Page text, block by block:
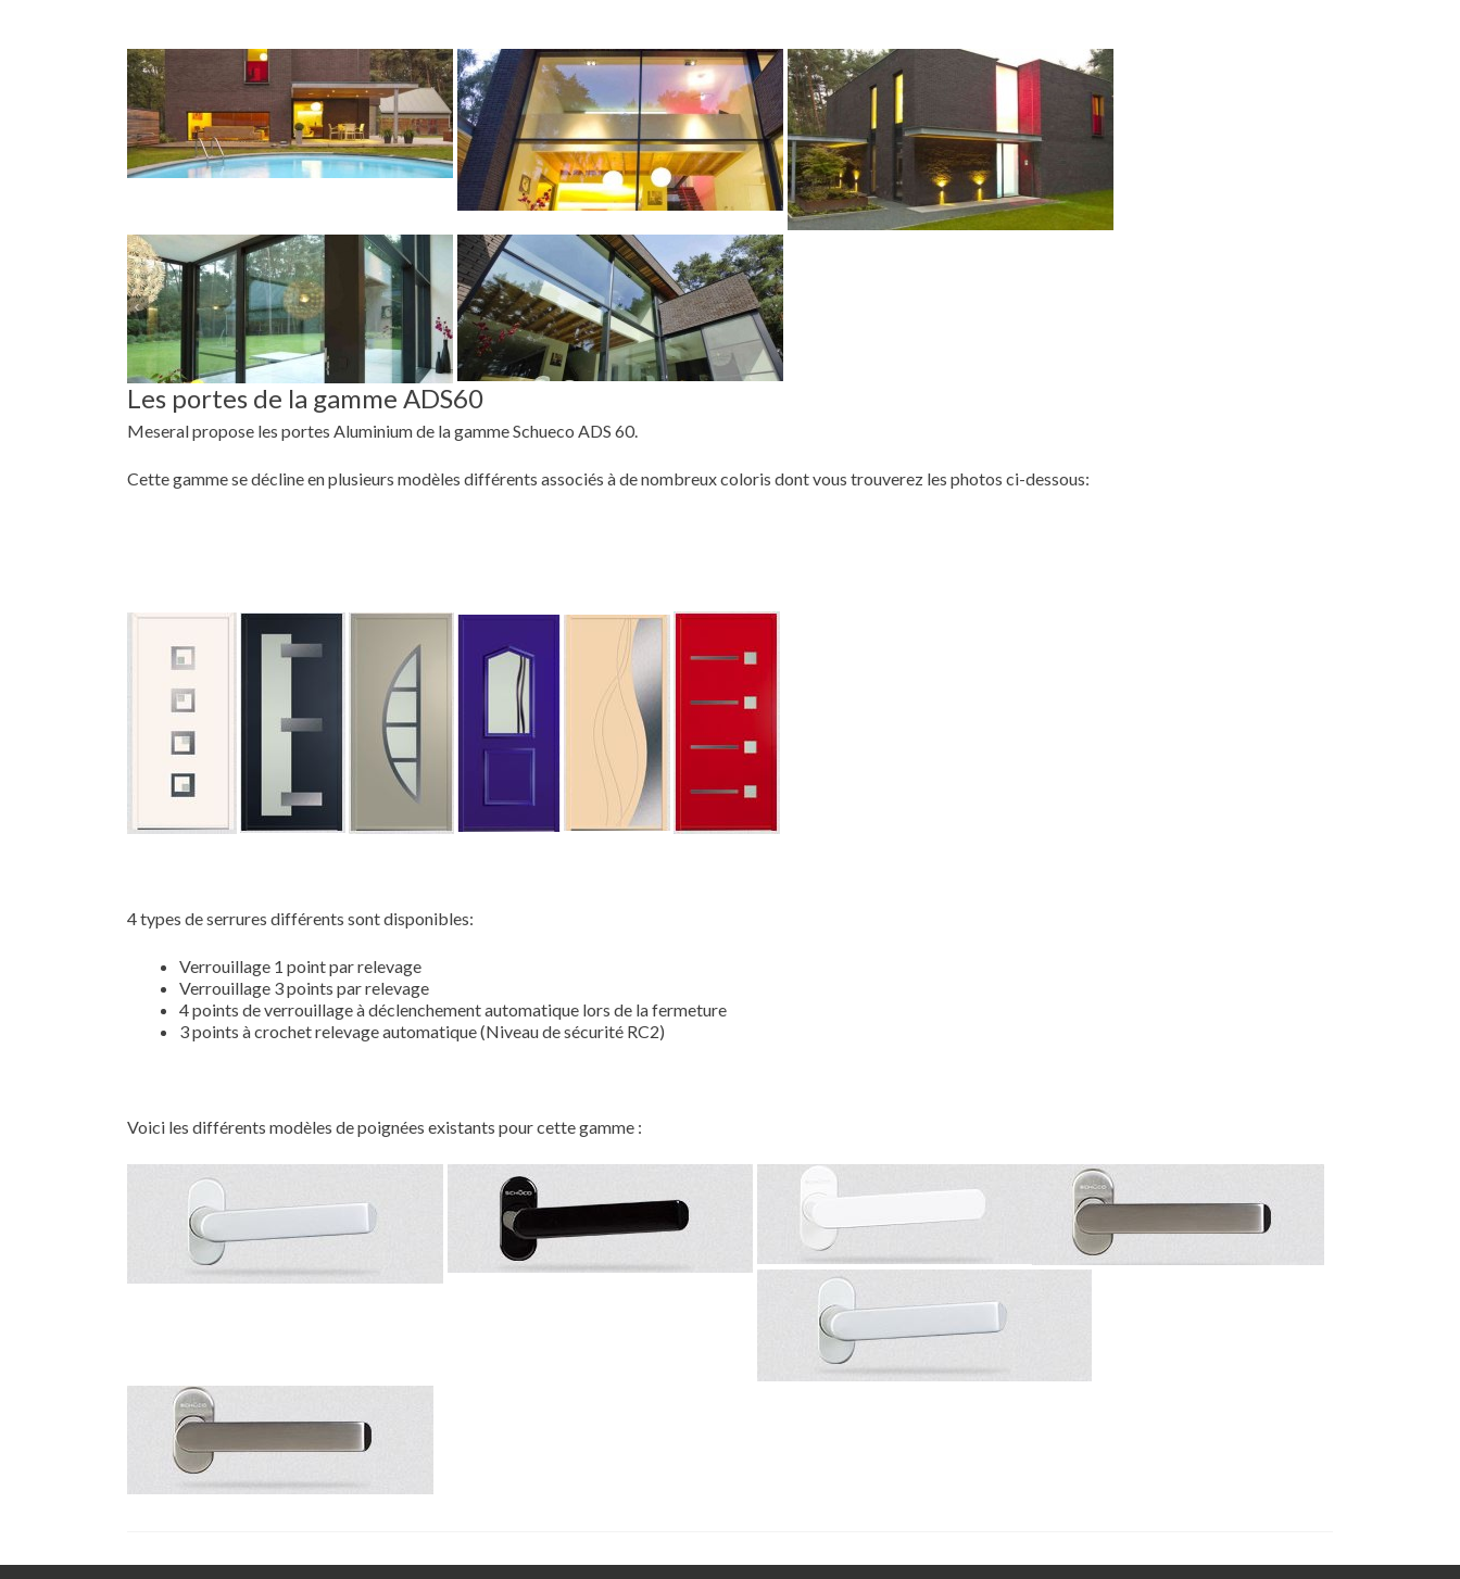
Les portes de la gamme ADS60
Meseral propose les portes Aluminium de la gamme Schueco ADS 60.
Cette gamme se décline en plusieurs modèles différents associés à de nombreux coloris dont vous trouverez les photos ci-dessous:
4 types de serrures différents sont disponibles:
Verrouillage 1 point par relevage
Verrouillage 3 points par relevage
4 points de verrouillage à déclenchement automatique lors de la fermeture
3 points à crochet relevage automatique (Niveau de sécurité RC2)
Voici les différents modèles de poignées existants pour cette gamme :